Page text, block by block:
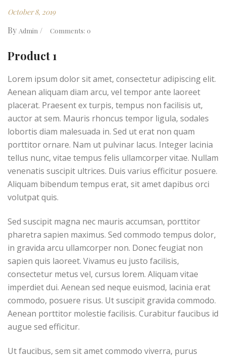
October 8, 2019
By Admin Comments: 0
Product 1
Lorem ipsum dolor sit amet, consectetur adipiscing elit.
Aenean aliquam diam arcu, vel tempor ante laoreet
placerat. Praesent ex turpis, tempus non facilisis ut,
auctor at sem. Mauris rhoncus tempor ligula, sodales
lobortis diam malesuada in. Sed ut erat non quam
porttitor ornare. Nam ut pulvinar lacus. Integer lacinia
tellus nunc, vitae tempus felis ullamcorper vitae. Nullam
venenatis suscipit ultrices. Duis varius efficitur posuere.
Aliquam bibendum tempus erat, sit amet dapibus orci
volutpat quis.
Sed suscipit magna nec mauris accumsan, porttitor
pharetra sapien maximus. Sed commodo tempus dolor,
in gravida arcu ullamcorper non. Donec feugiat non
sapien quis laoreet. Vivamus eu justo facilisis,
consectetur metus vel, cursus lorem. Aliquam vitae
imperdiet dui. Aenean sed neque euismod, lacinia erat
commodo, posuere risus. Ut suscipit gravida commodo.
Aenean porttitor molestie facilisis. Curabitur faucibus id
augue sed efficitur.
Ut faucibus, sem sit amet commodo viverra, purus